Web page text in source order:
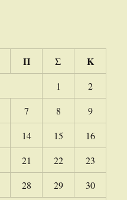
Π Σ Κ
1
2
7 8
9
14 15
16
21 22
23
28 29
30